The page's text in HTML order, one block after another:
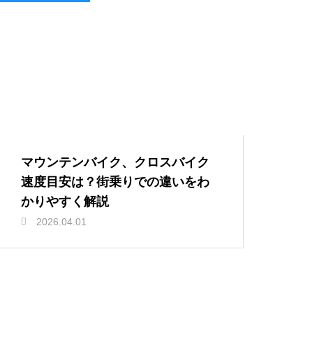
マウンテンバイク、クロスバイク
速度目安は？街乗りでの違いをわ
かりやすく解説
2026.04.01